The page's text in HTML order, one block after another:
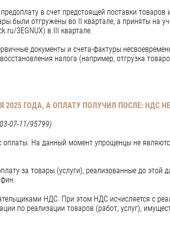
в счет предстоящей поставки
были отгружены во II квартале, а приняты на
3EGNUX) в III квартале.
документы и счета-фактуры
налога (например, отгрузка
ГОДА, А ОПЛАТУ ПОЛУЧИЛ ПОСЛЕ: НДС
07-11/95799)
оплаты. На данный момент упрощенцы не
за товары (услуги), реализованные до этой
НДС. При этом НДС исчисляется с
по реализации товаров (работ, услуг),